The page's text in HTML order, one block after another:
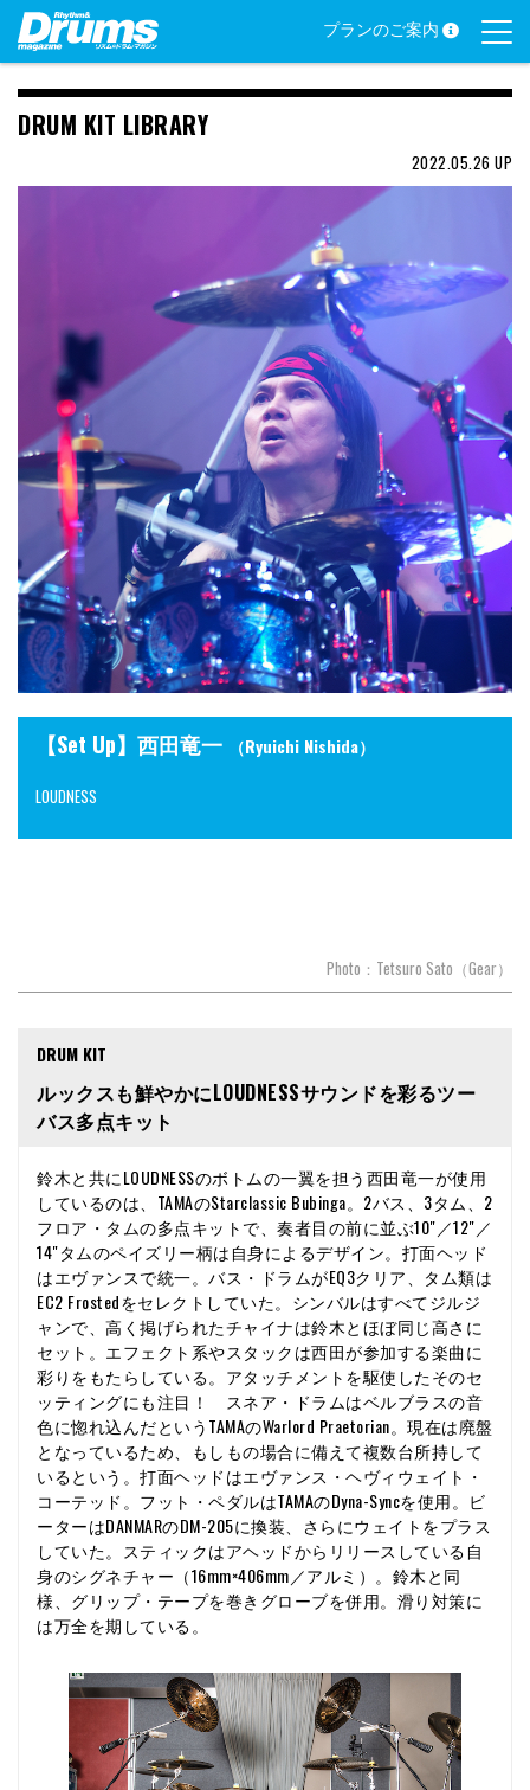
Skip
content
プランのご案内
DRUM KIT LIBRARY
2022.05.26 UP
【Set Up】西田竜一 （Ryuichi Nishida）
LOUDNESS
Photo：Tetsuro Sato（Gear）
DRUM KIT
ルックスも鮮やかにLOUDNESSサウンドを彩るツー
バス多点キット
鈴木と共にLOUDNESSのボトムの一翼を担う西田竜一が使用
しているのは、TAMAのStarclassic Bubinga。2バス、3タム、2
フロア・タムの多点キットで、奏者目の前に並ぶ10"／12"／
14"タムのペイズリー柄は自身によるデザイン。打面ヘッド
はエヴァンスで統一。バス・ドラムがEQ3クリア、タム類は
EC2 Frostedをセレクトしていた。シンバルはすべてジルジ
ャンで、高く掲げられたチャイナは鈴木とほぼ同じ高さに
セット。エフェクト系やスタックは西田が参加する楽曲に
彩りをもたらしている。アタッチメントを駆使したそのセ
ッティングにも注目！ スネア・ドラムはベルブラスの音
色に惚れ込んだというTAMAのWarlord Praetorian。現在は廃盤
となっているため、もしもの場合に備えて複数台所持して
いるという。打面ヘッドはエヴァンス・ヘヴィウェイト・
コーテッド。フット・ペダルはTAMAのDyna-Syncを使用。ビ
ーターはDANMARのDM-205に換装、さらにウェイトをプラス
していた。スティックはアヘッドからリリースしている自
身のシグネチャー（16mm×406mm／アルミ）。鈴木と同
様、グリップ・テープを巻きグローブを併用。滑り対策に
は万全を期している。